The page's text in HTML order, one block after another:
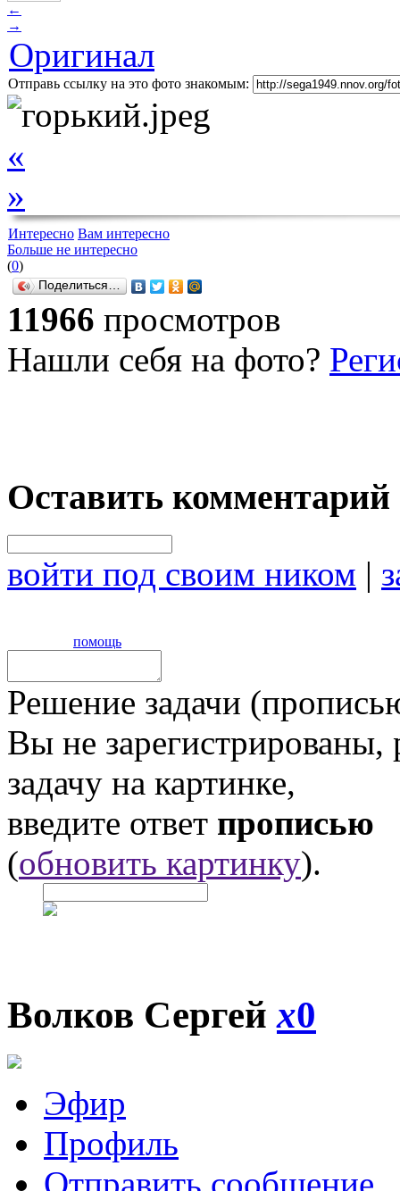
←
→
Оригинал
Отправь ссылку на это фото знакомым:
«
»
Интересно Вам интересно
Больше не интересно
(0)
Поделиться…
11966 просмотров
Нашли себя на фото?
Оставить комментарий
войти под своим ником |
помощь
Решение задачи
Вы не
задачу на картинке,
введите ответ прописью
(обновить картинку).
Волков Сергейx0
Эфир
Профиль
Отправить сообщение